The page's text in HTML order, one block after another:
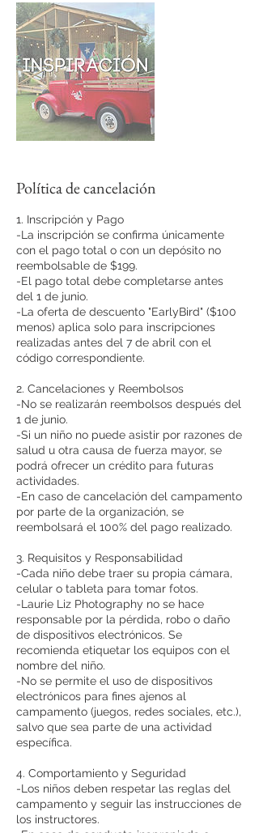
Política de cancelación
1. Inscripción y Pago
-La inscripción se confirma únicamente
con el pago total o con un depósito no
reembolsable de $199.
-El pago total debe completarse antes
del 1 de junio.
-La oferta de descuento "EarlyBird" ($100
menos) aplica solo para inscripciones
realizadas antes del 7 de abril con el
código correspondiente.
2. Cancelaciones y Reembolsos
-No se realizarán reembolsos después del
1 de junio.
-Si un niño no puede asistir por razones de
salud u otra causa de fuerza mayor, se
podrá ofrecer un crédito para futuras
actividades.
-En caso de cancelación del campamento
por parte de la organización, se
reembolsará el 100% del pago realizado.
3. Requisitos y Responsabilidad
-Cada niño debe traer su propia cámara,
celular o tableta para tomar fotos.
-Laurie Liz Photography no se hace
responsable por la pérdida, robo o daño
de dispositivos electrónicos. Se
recomienda etiquetar los equipos con el
nombre del niño.
-No se permite el uso de dispositivos
electrónicos para fines ajenos al
campamento (juegos, redes sociales, etc.),
salvo que sea parte de una actividad
específica.
4. Comportamiento y Seguridad
-Los niños deben respetar las reglas del
campamento y seguir las instrucciones de
los instructores.